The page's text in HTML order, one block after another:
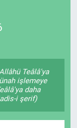
Teâlâ'ya
işlemeye
daha
i şerif)